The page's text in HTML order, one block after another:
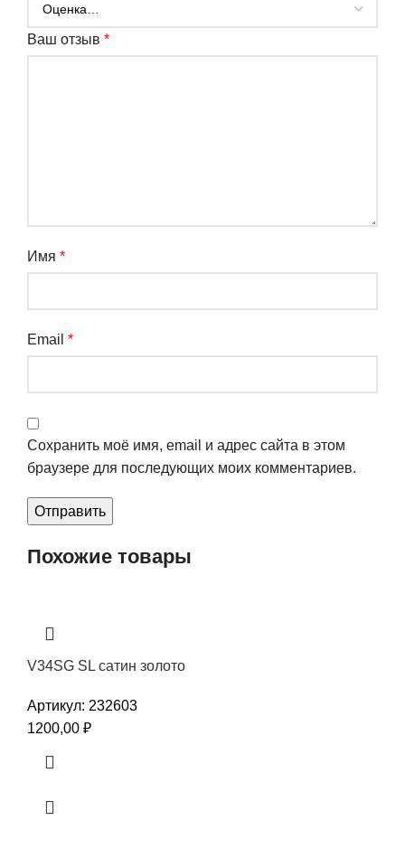
Ваш отзыв *
Имя *
Email *
Сохранить моё имя, email и адрес сайта в этом
браузере для последующих моих комментариев.
Похожие товары
V34SG SL сатин золото
Артикул: 232603
1200,00 ₽